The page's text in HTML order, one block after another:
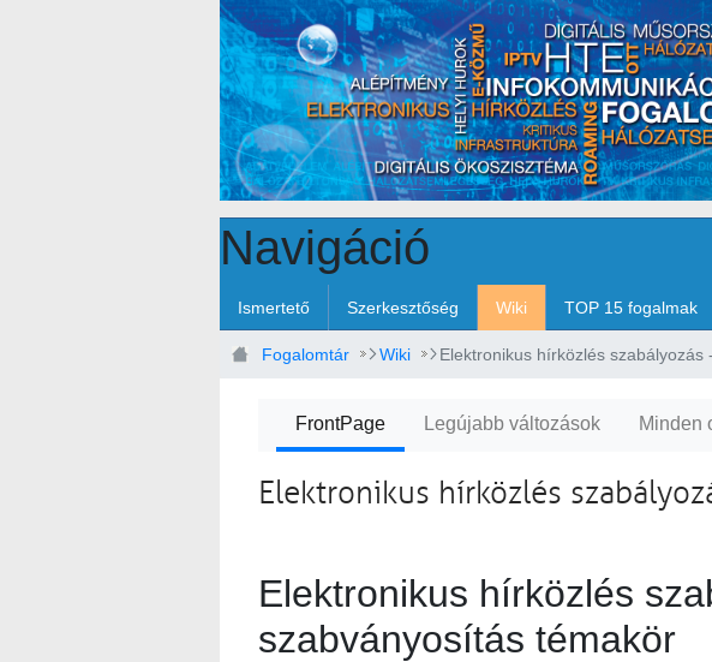
Navigáció
Ismertető Szerkesztőség Wiki TOP 15 fogalmak
Fogalomtár Wiki
FrontPage Legújabb változások Minden
Elektronikus hírközlés
Elektronikus hírközlés
szabványosítás témakör